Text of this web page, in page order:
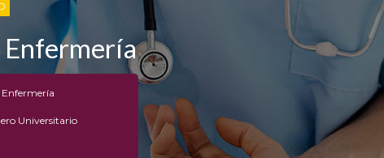
Enfermería
Enfermería
Universitario